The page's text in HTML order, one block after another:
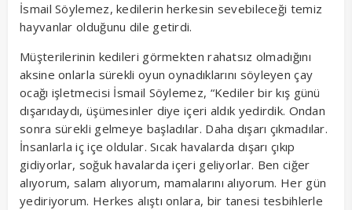
İsmail Söylemez, kedilerin herkesin sevebileceği temiz
hayvanlar olduğunu dile getirdi.
Müşterilerinin kedileri görmekten rahatsız olmadığını
aksine onlarla sürekli oyun oynadıklarını söyleyen çay
ocağı işletmecisi İsmail Söylemez, “Kediler bir kış günü
dışarıdaydı, üşümesinler diye içeri aldık yedirdik. Ondan
sonra sürekli gelmeye başladılar. Daha dışarı çıkmadılar.
İnsanlarla iç içe oldular. Sıcak havalarda dışarı çıkıp
gidiyorlar, soğuk havalarda içeri geliyorlar. Ben ciğer
alıyorum, salam alıyorum, mamalarını alıyorum. Her gün
yediriyorum. Herkes alıştı onlara, bir tanesi tesbihlerle